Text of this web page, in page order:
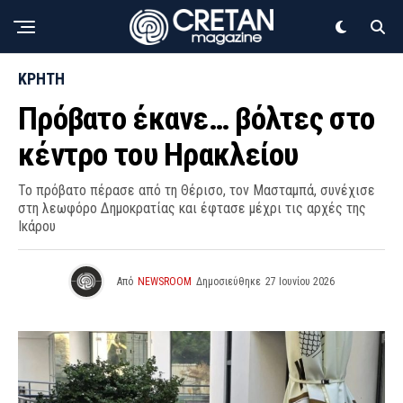
ΚΡΗΤΗ
Πρόβατο έκανε… βόλτες στο
κέντρο του Ηρακλείου
Το πρόβατο πέρασε από τη Θέρισο, τον Μασταμπά, συνέχισε
στη λεωφόρο Δημοκρατίας και έφτασε μέχρι τις αρχές της
Ικάρου
Από NEWSROOM Δημοσιεύθηκε 27 Ιουνίου 2026